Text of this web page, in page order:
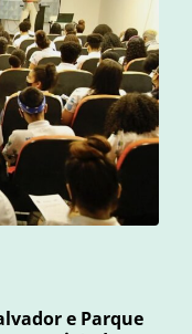
e Parque